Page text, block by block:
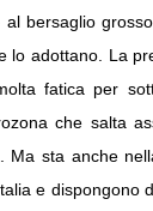
bersaglio
lo adottano. La
fatica per
che salta
Ma sta anche
e